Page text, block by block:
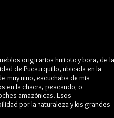
originarios huitoto y bora, de la
de Pucaurquillo, ubicada en la
muy niño, escuchaba de mis
en la chacra, pescando, o
amazónicas. Esos
por la naturaleza y los grandes